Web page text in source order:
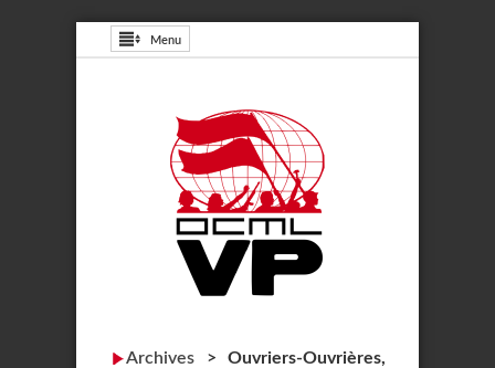
Menu
Archives > Ouvriers-Ouvrières,